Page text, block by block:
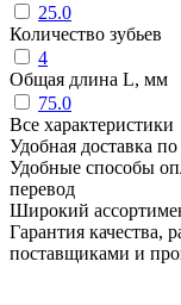
25.0
Количество зубьев
4
Общая длина L, мм
75.0
Все характеристики
Удобная доставка
Удобные способы
перевод
Широкий
Гарантия качества,
поставщиками и